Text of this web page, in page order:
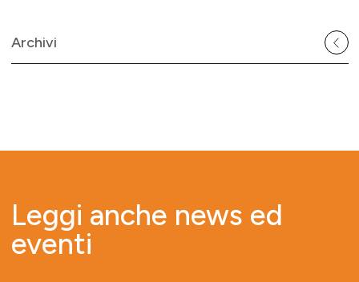
Archivi
Leggi anche news ed
eventi